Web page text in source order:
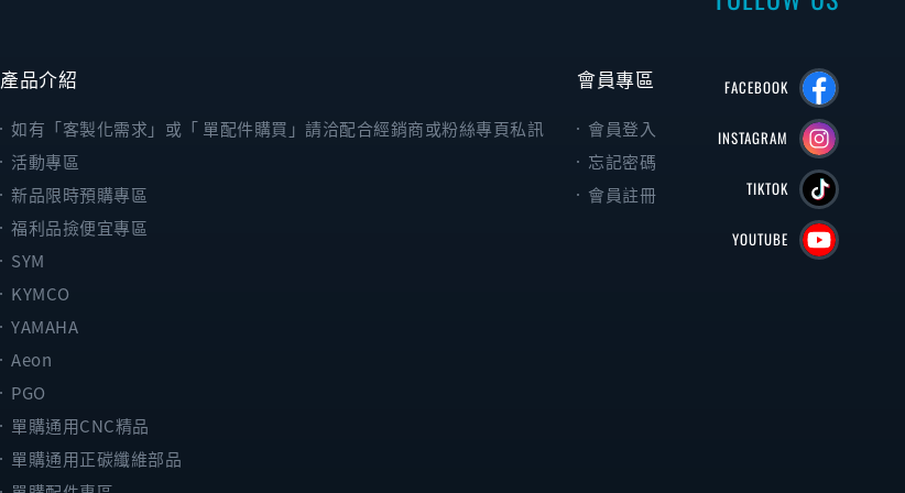
產品介紹
如有「客製化需求」或「 單配件購買」請洽配合經銷商或粉絲專頁私訊
活動專區
新品限時預購專區
福利品撿便宜專區
SYM
KYMCO
YAMAHA
Aeon
PGO
單購通用CNC精品
單購通用正碳纖維部品
會員專區
會員登入
忘記密碼
會員註冊
FACEBOOK
INSTAGRAM
TIKTOK
YOUTUBE